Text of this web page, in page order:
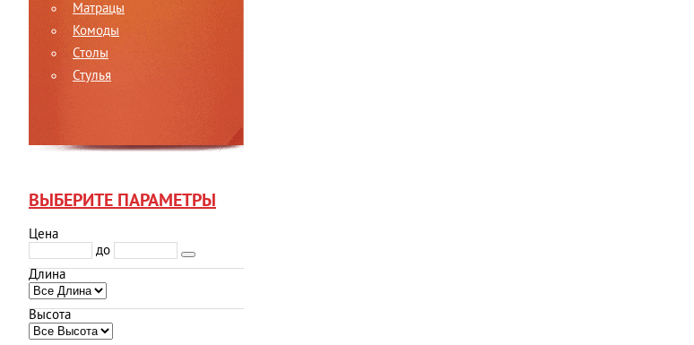
Матрацы
Комоды
Столы
Стулья
ВЫБЕРИТЕ ПАРАМЕТРЫ
Цена
до
Длина
Высота